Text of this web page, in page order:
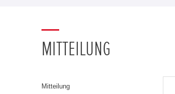
MITTEILUNG
Mitteilung